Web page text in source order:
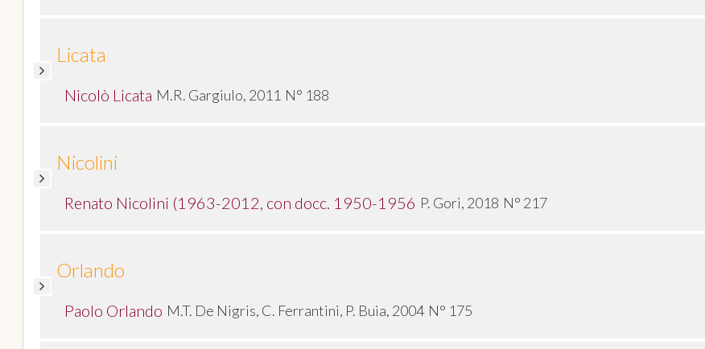
Licata
Nicolò Licata M.R. Gargiulo, 2011 N° 188
Nicolini
Renato Nicolini (1963-2012, con docc. 1950-1956 P. Gori, 2018 N° 217
Orlando
Paolo Orlando M.T. De Nigris, C. Ferrantini, P. Buia, 2004 N° 175